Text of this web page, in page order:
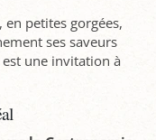
en petites gorgées,
ses saveurs
une invitation à